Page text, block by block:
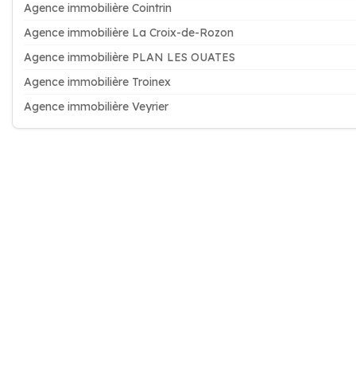
Agence immobilière Cointrin
Agence immobilière La Croix-de-Rozon
Agence immobilière PLAN LES OUATES
Agence immobilière Troinex
Agence immobilière Veyrier